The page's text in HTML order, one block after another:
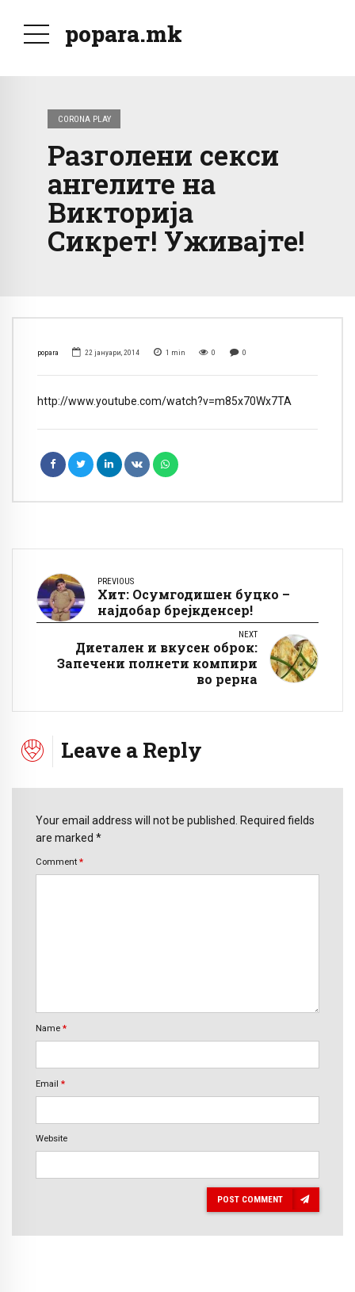
popara.mk
CORONA PLAY
Разголени секси
ангелите на
Викторија
Сикрет! Уживајте!
popara 22 јануари, 2014 1 min 0 0
http://www.youtube.com/watch?v=m85x70Wx7TA
PREVIOUS
Хит: Осумгодишен буцко –
најдобар брејкденсер!
NEXT
Диетален и вкусен оброк:
Запечени полнети компири
во рерна
Leave a Reply
Your email address will not be published. Required fields
are marked *
Comment *
Name *
Email *
Website
POST COMMENT